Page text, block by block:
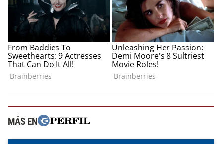
MÁS EN